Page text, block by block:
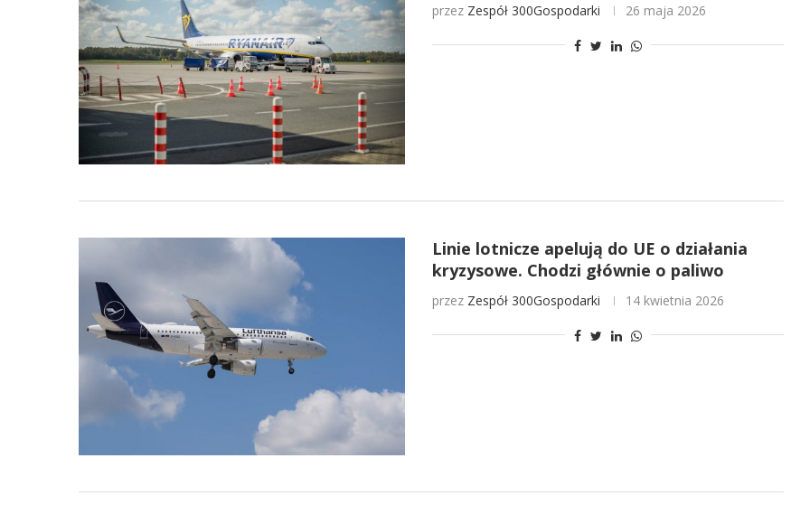
przez Zespół 300Gospodarki 26 maja 2026
Linie lotnicze apelują do UE o działania
kryzysowe. Chodzi głównie o paliwo
przez Zespół 300Gospodarki 14 kwietnia 2026